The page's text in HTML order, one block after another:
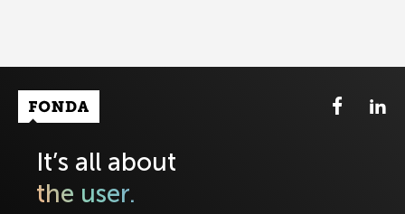
Fonda Logo
It’s all about
the user.